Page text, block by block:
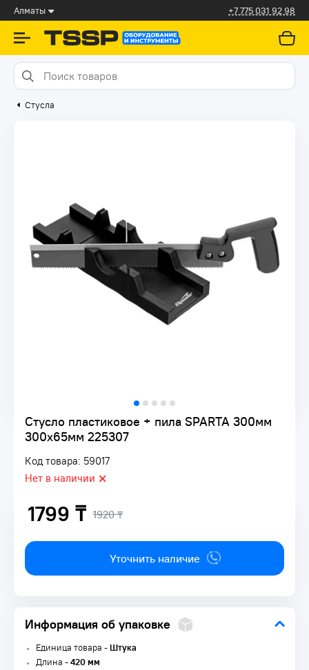
Алматы +7 775 031 92 98
Стусла
Стусло пластиковое + пила SPARTA 300мм
300x65мм 225307
Код товара: 59017
Нет в наличии
1799 ₸ 1920 ₸
Уточнить наличие
Информация об упаковке
Единица товара -Штука
Длина -420 мм